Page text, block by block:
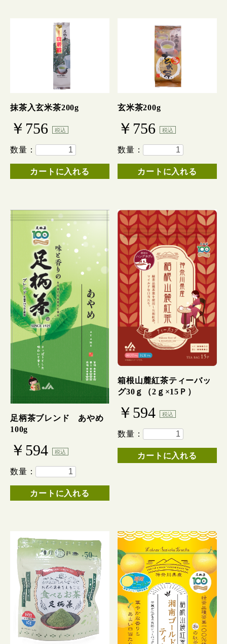
抹茶入玄米茶200g
￥756 税込
数量：
カートに入れる
玄米茶200g
￥756 税込
数量：
カートに入れる
足柄茶ブレンド あやめ
100g
￥594 税込
数量：
カートに入れる
箱根山麓紅茶ティーバッ
グ30ｇ（2ｇ×15Ｐ）
￥594 税込
数量：
カートに入れる